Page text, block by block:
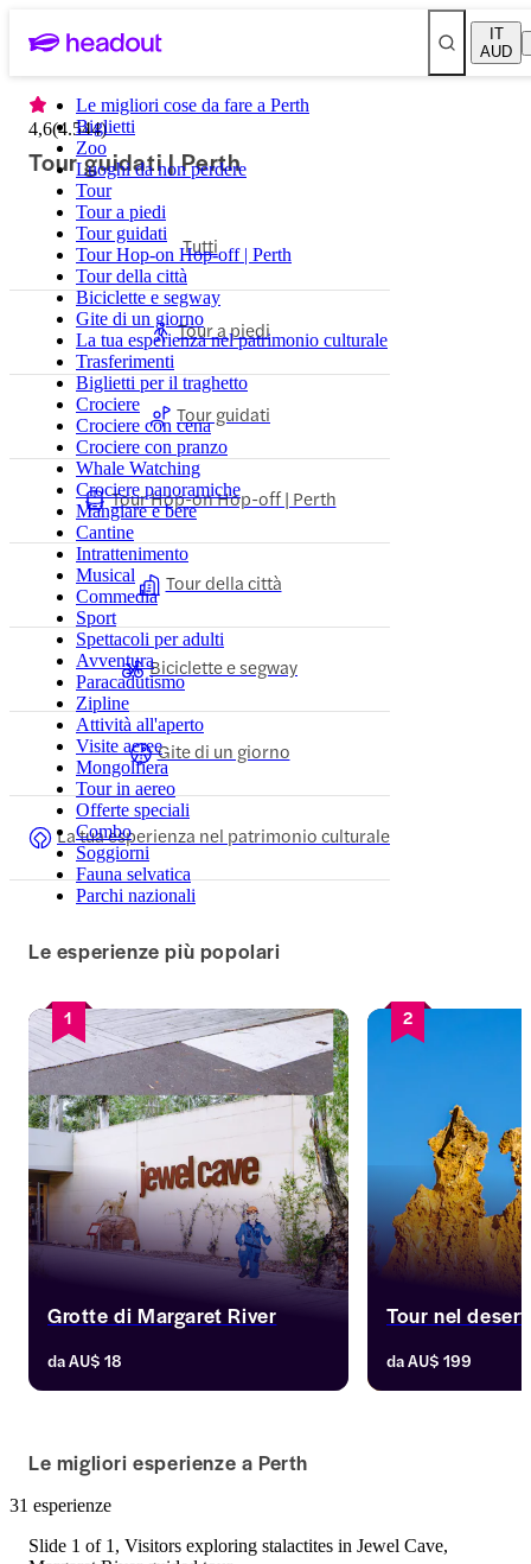
IT
AUD
Le migliori cose da fare a Perth
Biglietti
Zoo
Luoghi da non perdere
Tour
Tour a piedi
Tour guidati
Tour Hop-on Hop-off | Perth
Tour della città
Biciclette e segway
Gite di un giorno
La tua esperienza nel patrimonio culturale
Trasferimenti
Biglietti per il traghetto
Crociere
Crociere con cena
Crociere con pranzo
Whale Watching
Crociere panoramiche
Mangiare e bere
Cantine
Intrattenimento
Musical
Commedia
Sport
Spettacoli per adulti
Avventura
Paracadutismo
Zipline
Attività all'aperto
Visite aeree
Mongolfiera
Tour in aereo
Offerte speciali
Combo
Soggiorni
Fauna selvatica
Parchi nazionali
4,6(4.544)
Tour guidati | Perth
Tutti
Tour a piedi
Tour guidati
Tour Hop-on Hop-off | Perth
Tour della città
Biciclette e segway
Gite di un giorno
La tua esperienza nel patrimonio culturale
Le esperienze più popolari
1
Grotte di Margaret River
Esplora una splendida grotta calcarea
immersa in una foresta sommersa.
Con il suo lago perenne e le sue
essenziale per gli amanti della natura.
daAU$ 18
2
Tour nel
Famoso per le sue
formazioni
Pinnacoli è uno
fa.
daAU$ 199
Le migliori esperienze a Perth
31 esperienze
Slide 1 of 1, Visitors exploring stalactites in Jewel Cave,